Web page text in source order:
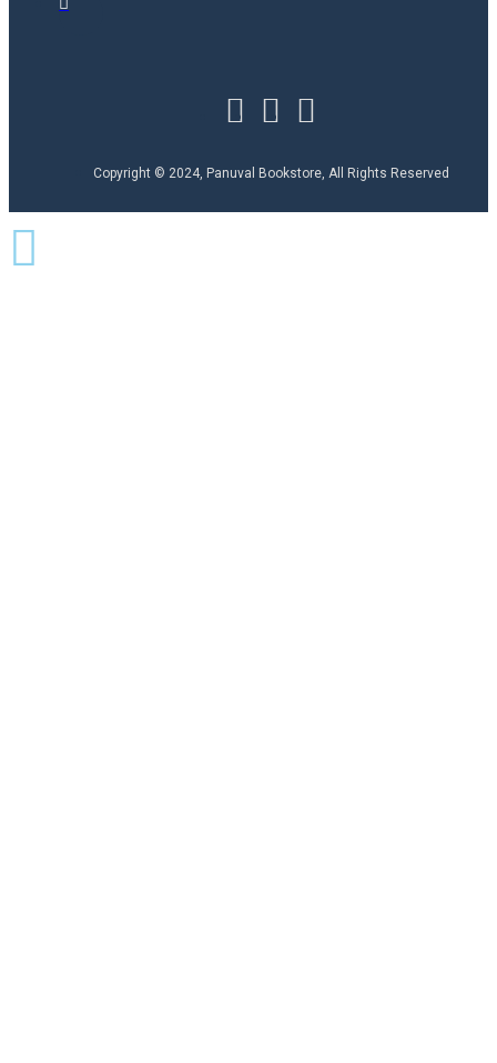
Copyright © 2024, Panuval Bookstore, All Rights Reserved